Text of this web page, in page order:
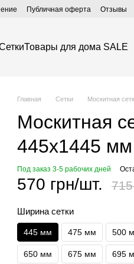
Публичная оферта Отзывы
Товары для дома SALE
Главная Сетки Москитная
Москитная
445х1445
Под заказ 3-5 рабочих дней
570 грн/шт.
Ширина сетки
445 мм 475 мм 500
650 мм 675 мм 695